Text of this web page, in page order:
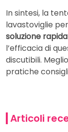
In sintesi, la
lavastoviglie
soluzione
l’efficacia di
discutibili.
pratiche
Articoli